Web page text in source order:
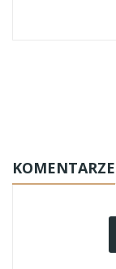
KOMENTARZE